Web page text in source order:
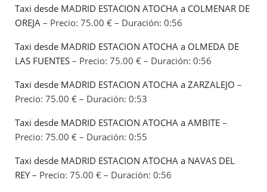
Taxi desde MADRID ESTACION ATOCHA a COLMENAR DE
OREJA – Precio: 75.00 € – Duración: 0:56
Taxi desde MADRID ESTACION ATOCHA a OLMEDA DE
LAS FUENTES – Precio: 75.00 € – Duración: 0:56
Taxi desde MADRID ESTACION ATOCHA a ZARZALEJO –
Precio: 75.00 € – Duración: 0:53
Taxi desde MADRID ESTACION ATOCHA a AMBITE –
Precio: 75.00 € – Duración: 0:55
Taxi desde MADRID ESTACION ATOCHA a NAVAS DEL
REY– Precio: 75.00 € – Duración: 0:56